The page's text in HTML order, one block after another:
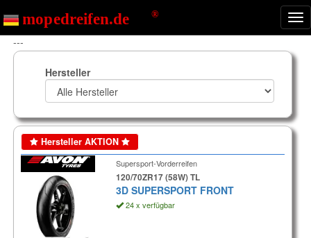
---
Hersteller
Hersteller AKTION
Supersport-Vorderreifen
120/70ZR17 (58W) TL
3D SUPERSPORT FRONT
24 x verfügbar